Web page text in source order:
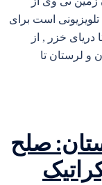
تلویزیونی است برای
خزر , از
و لرستان تا
صلح